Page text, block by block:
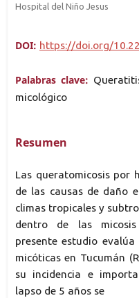
Hospital del Niño Jesus
DOI: https://doi.org/
Palabras clave:
micológico
Resumen
Las queratomicosis por
de las causas de daño
climas tropicales y
dentro de las
presente estudio
micóticas en Tucumán
su incidencia e
lapso de 5 años se